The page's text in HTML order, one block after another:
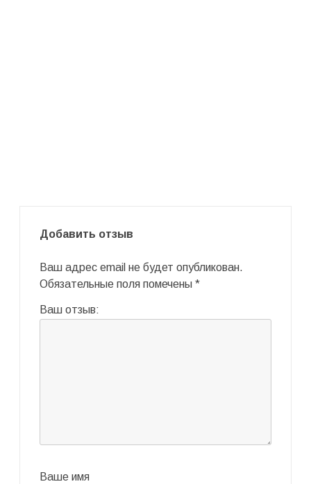
Добавить отзыв
Ваш адрес email не будет опубликован.
Обязательные поля помечены *
Ваш отзыв:
Ваше имя